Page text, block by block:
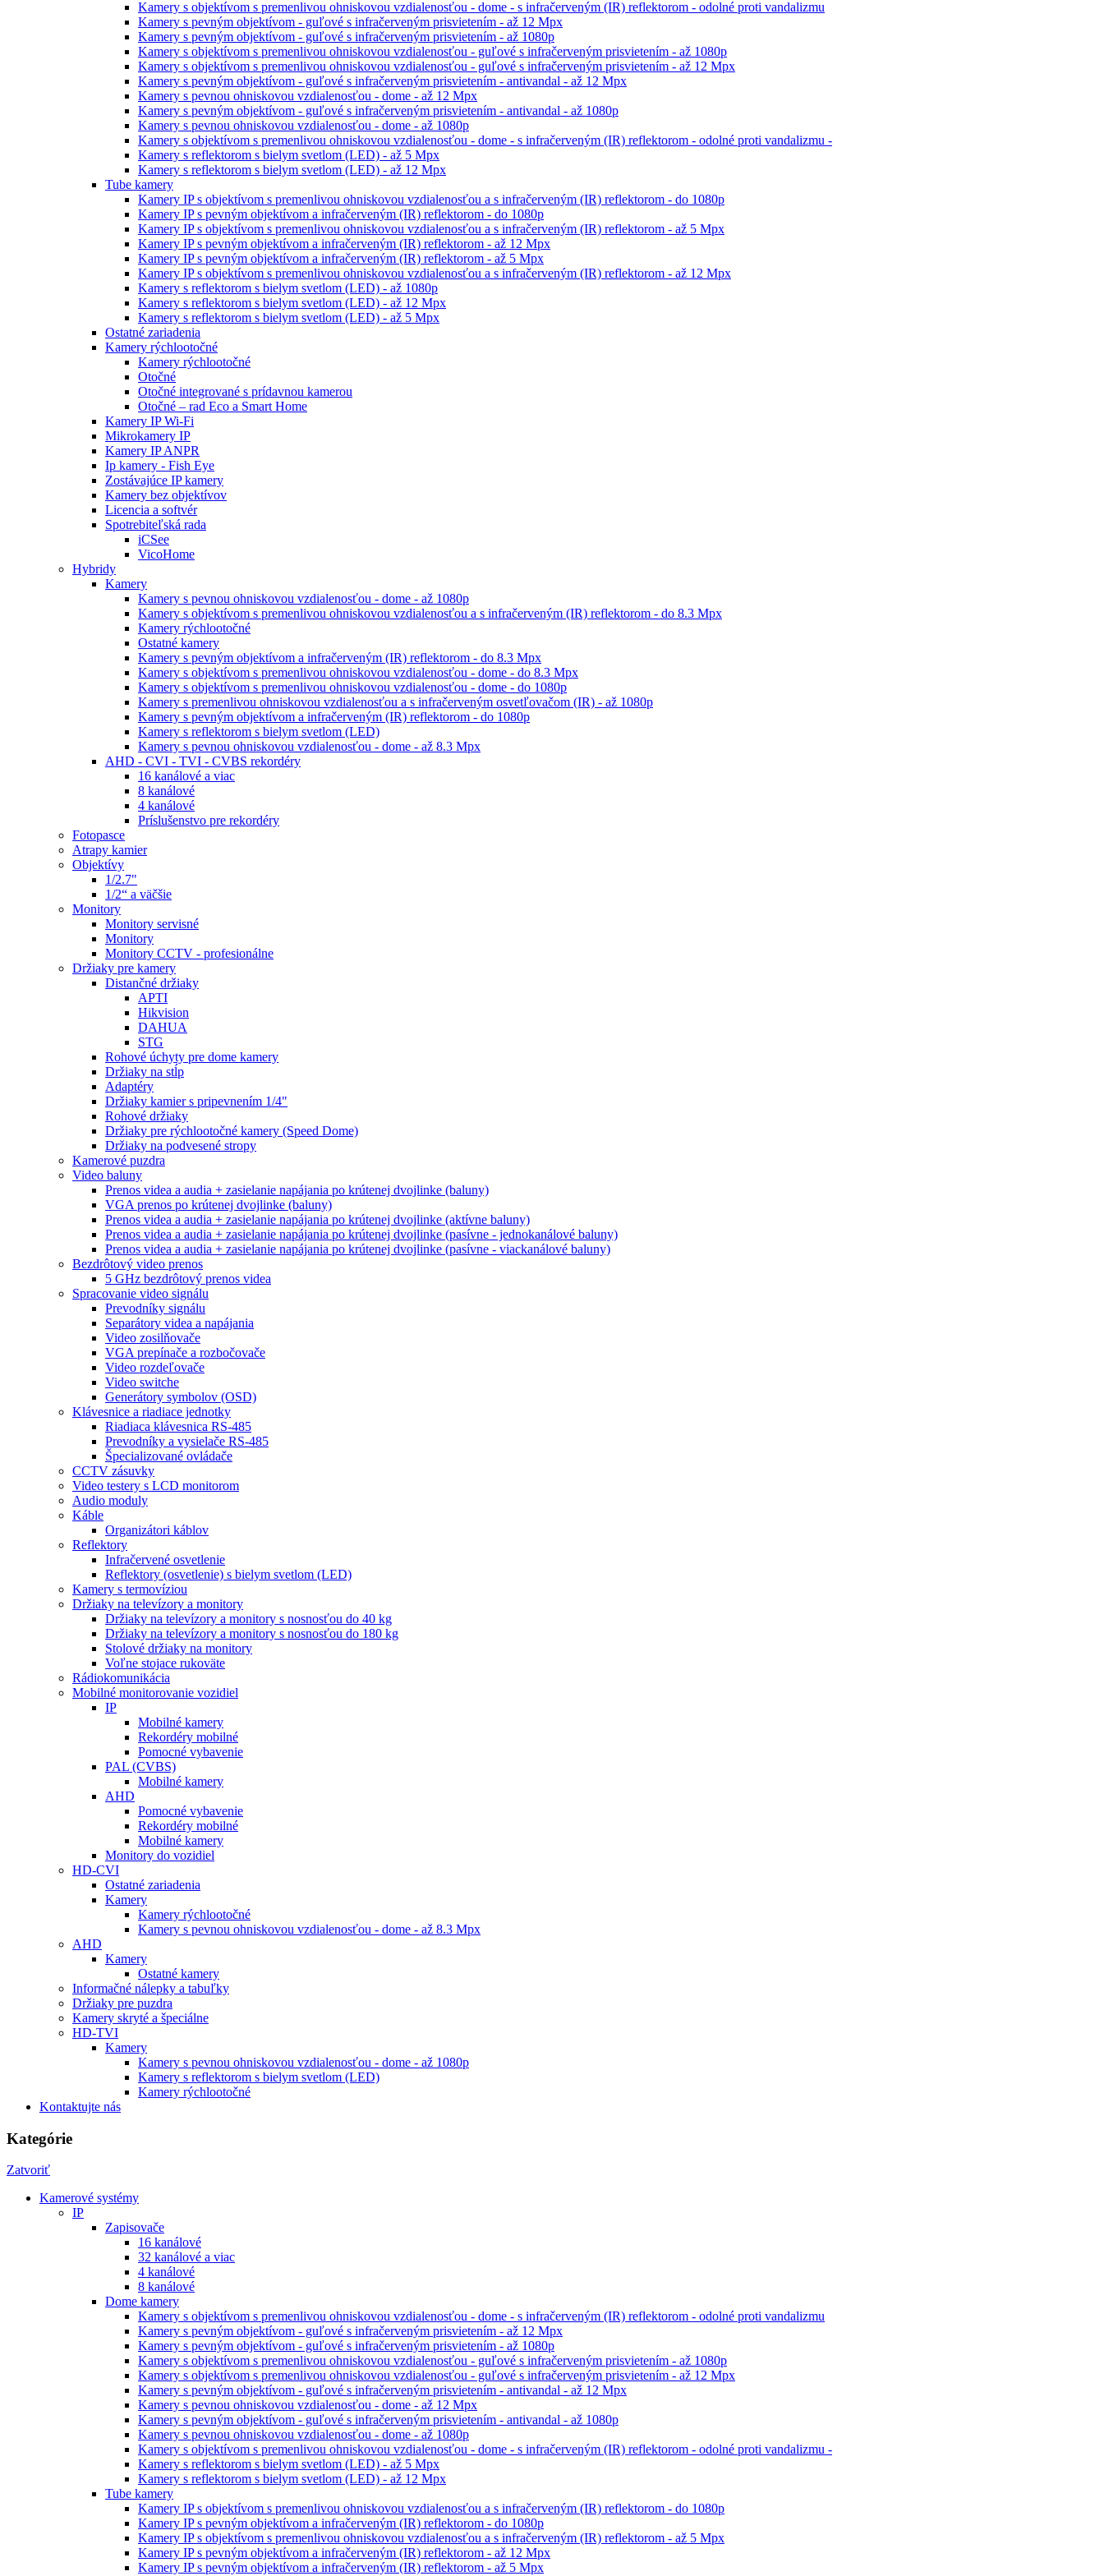
Kamery s objektívom s premenlivou ohniskovou vzdialenosťou - dome - s infračerveným (IR) reflektorom - odolné proti vandalizmu
Kamery s pevným objektívom - guľové s infračerveným prisvietením - až 12 Mpx
Kamery s pevným objektívom - guľové s infračerveným prisvietením - až 1080p
Kamery s objektívom s premenlivou ohniskovou vzdialenosťou - guľové s infračerveným prisvietením - až 1080p
Kamery s objektívom s premenlivou ohniskovou vzdialenosťou - guľové s infračerveným prisvietením - až 12 Mpx
Kamery s pevným objektívom - guľové s infračerveným prisvietením - antivandal - až 12 Mpx
Kamery s pevnou ohniskovou vzdialenosťou - dome - až 12 Mpx
Kamery s pevným objektívom - guľové s infračerveným prisvietením - antivandal - až 1080p
Kamery s pevnou ohniskovou vzdialenosťou - dome - až 1080p
Kamery s objektívom s premenlivou ohniskovou vzdialenosťou - dome - s infračerveným (IR) reflektorom - odolné proti vandalizmu -
Kamery s reflektorom s bielym svetlom (LED) - až 5 Mpx
Kamery s reflektorom s bielym svetlom (LED) - až 12 Mpx
Tube kamery
Kamery IP s objektívom s premenlivou ohniskovou vzdialenosťou a s infračerveným (IR) reflektorom - do 1080p
Kamery IP s pevným objektívom a infračerveným (IR) reflektorom - do 1080p
Kamery IP s objektívom s premenlivou ohniskovou vzdialenosťou a s infračerveným (IR) reflektorom - až 5 Mpx
Kamery IP s pevným objektívom a infračerveným (IR) reflektorom - až 12 Mpx
Kamery IP s pevným objektívom a infračerveným (IR) reflektorom - až 5 Mpx
Kamery IP s objektívom s premenlivou ohniskovou vzdialenosťou a s infračerveným (IR) reflektorom - až 12 Mpx
Kamery s reflektorom s bielym svetlom (LED) - až 1080p
Kamery s reflektorom s bielym svetlom (LED) - až 12 Mpx
Kamery s reflektorom s bielym svetlom (LED) - až 5 Mpx
Ostatné zariadenia
Kamery rýchlootočné
Kamery rýchlootočné
Otočné
Otočné integrované s prídavnou kamerou
Otočné – rad Eco a Smart Home
Kamery IP Wi-Fi
Mikrokamery IP
Kamery IP ANPR
Ip kamery - Fish Eye
Zostávajúce IP kamery
Kamery bez objektívov
Licencia a softvér
Spotrebiteľská rada
iCSee
VicoHome
Hybridy
Kamery
Kamery s pevnou ohniskovou vzdialenosťou - dome - až 1080p
Kamery s objektívom s premenlivou ohniskovou vzdialenosťou a s infračerveným (IR) reflektorom - do 8.3 Mpx
Kamery rýchlootočné
Ostatné kamery
Kamery s pevným objektívom a infračerveným (IR) reflektorom - do 8.3 Mpx
Kamery s objektívom s premenlivou ohniskovou vzdialenosťou - dome - do 8.3 Mpx
Kamery s objektívom s premenlivou ohniskovou vzdialenosťou - dome - do 1080p
Kamery s premenlivou ohniskovou vzdialenosťou a s infračerveným osvetľovačom (IR) - až 1080p
Kamery s pevným objektívom a infračerveným (IR) reflektorom - do 1080p
Kamery s reflektorom s bielym svetlom (LED)
Kamery s pevnou ohniskovou vzdialenosťou - dome - až 8.3 Mpx
AHD - CVI - TVI - CVBS rekordéry
16 kanálové a viac
8 kanálové
4 kanálové
Príslušenstvo pre rekordéry
Fotopasce
Atrapy kamier
Objektívy
1/2.7"
1/2“ a väčšie
Monitory
Monitory servisné
Monitory
Monitory CCTV - profesionálne
Držiaky pre kamery
Distančné držiaky
APTI
Hikvision
DAHUA
STG
Rohové úchyty pre dome kamery
Držiaky na stĺp
Adaptéry
Držiaky kamier s pripevnením 1/4"
Rohové držiaky
Držiaky pre rýchlootočné kamery (Speed Dome)
Držiaky na podvesené stropy
Kamerové puzdra
Video baluny
Prenos videa a audia + zasielanie napájania po krútenej dvojlinke (baluny)
VGA prenos po krútenej dvojlinke (baluny)
Prenos videa a audia + zasielanie napájania po krútenej dvojlinke (aktívne baluny)
Prenos videa a audia + zasielanie napájania po krútenej dvojlinke (pasívne - jednokanálové baluny)
Prenos videa a audia + zasielanie napájania po krútenej dvojlinke (pasívne - viackanálové baluny)
Bezdrôtový video prenos
5 GHz bezdrôtový prenos videa
Spracovanie video signálu
Prevodníky signálu
Separátory videa a napájania
Video zosilňovače
VGA prepínače a rozbočovače
Video rozdeľovače
Video switche
Generátory symbolov (OSD)
Klávesnice a riadiace jednotky
Riadiaca klávesnica RS-485
Prevodníky a vysielače RS-485
Špecializované ovládače
CCTV zásuvky
Video testery s LCD monitorom
Audio moduly
Káble
Organizátori káblov
Reflektory
Infračervené osvetlenie
Reflektory (osvetlenie) s bielym svetlom (LED)
Kamery s termovíziou
Držiaky na televízory a monitory
Držiaky na televízory a monitory s nosnosťou do 40 kg
Držiaky na televízory a monitory s nosnosťou do 180 kg
Stolové držiaky na monitory
Voľne stojace rukoväte
Rádiokomunikácia
Mobilné monitorovanie vozidiel
IP
Mobilné kamery
Rekordéry mobilné
Pomocné vybavenie
PAL (CVBS)
Mobilné kamery
AHD
Pomocné vybavenie
Rekordéry mobilné
Mobilné kamery
Monitory do vozidiel
HD-CVI
Ostatné zariadenia
Kamery
Kamery rýchlootočné
Kamery s pevnou ohniskovou vzdialenosťou - dome - až 8.3 Mpx
AHD
Kamery
Ostatné kamery
Informačné nálepky a tabuľky
Držiaky pre puzdra
Kamery skryté a špeciálne
HD-TVI
Kamery
Kamery s pevnou ohniskovou vzdialenosťou - dome - až 1080p
Kamery s reflektorom s bielym svetlom (LED)
Kamery rýchlootočné
Kontaktujte nás
Kategórie
Zatvoriť
Kamerové systémy
IP
Zapisovače
16 kanálové
32 kanálové a viac
4 kanálové
8 kanálové
Dome kamery
Kamery s objektívom s premenlivou ohniskovou vzdialenosťou - dome - s infračerveným (IR) reflektorom - odolné proti vandalizmu
Kamery s pevným objektívom - guľové s infračerveným prisvietením - až 12 Mpx
Kamery s pevným objektívom - guľové s infračerveným prisvietením - až 1080p
Kamery s objektívom s premenlivou ohniskovou vzdialenosťou - guľové s infračerveným prisvietením - až 1080p
Kamery s objektívom s premenlivou ohniskovou vzdialenosťou - guľové s infračerveným prisvietením - až 12 Mpx
Kamery s pevným objektívom - guľové s infračerveným prisvietením - antivandal - až 12 Mpx
Kamery s pevnou ohniskovou vzdialenosťou - dome - až 12 Mpx
Kamery s pevným objektívom - guľové s infračerveným prisvietením - antivandal - až 1080p
Kamery s pevnou ohniskovou vzdialenosťou - dome - až 1080p
Kamery s objektívom s premenlivou ohniskovou vzdialenosťou - dome - s infračerveným (IR) reflektorom - odolné proti vandalizmu -
Kamery s reflektorom s bielym svetlom (LED) - až 5 Mpx
Kamery s reflektorom s bielym svetlom (LED) - až 12 Mpx
Tube kamery
Kamery IP s objektívom s premenlivou ohniskovou vzdialenosťou a s infračerveným (IR) reflektorom - do 1080p
Kamery IP s pevným objektívom a infračerveným (IR) reflektorom - do 1080p
Kamery IP s objektívom s premenlivou ohniskovou vzdialenosťou a s infračerveným (IR) reflektorom - až 5 Mpx
Kamery IP s pevným objektívom a infračerveným (IR) reflektorom - až 12 Mpx
Kamery IP s pevným objektívom a infračerveným (IR) reflektorom - až 5 Mpx